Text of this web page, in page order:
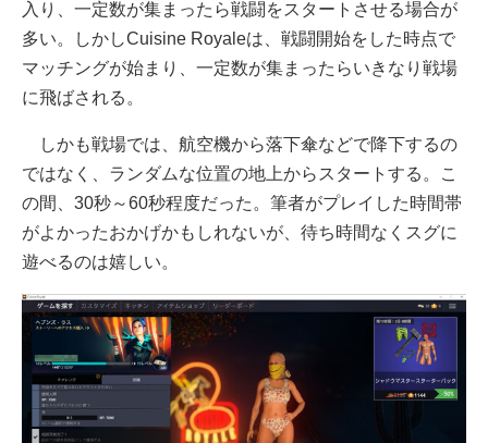
入り、一定数が集まったら戦闘をスタートさせる場合が
多い。しかしCuisine Royaleは、戦闘開始をした時点で
マッチングが始まり、一定数が集まったらいきなり戦場
に飛ばされる。
しかも戦場では、航空機から落下傘などで降下するの
ではなく、ランダムな位置の地上からスタートする。こ
の間、30秒～60秒程度だった。筆者がプレイした時間帯
がよかったおかげかもしれないが、待ち時間なくスグに
遊べるのは嬉しい。